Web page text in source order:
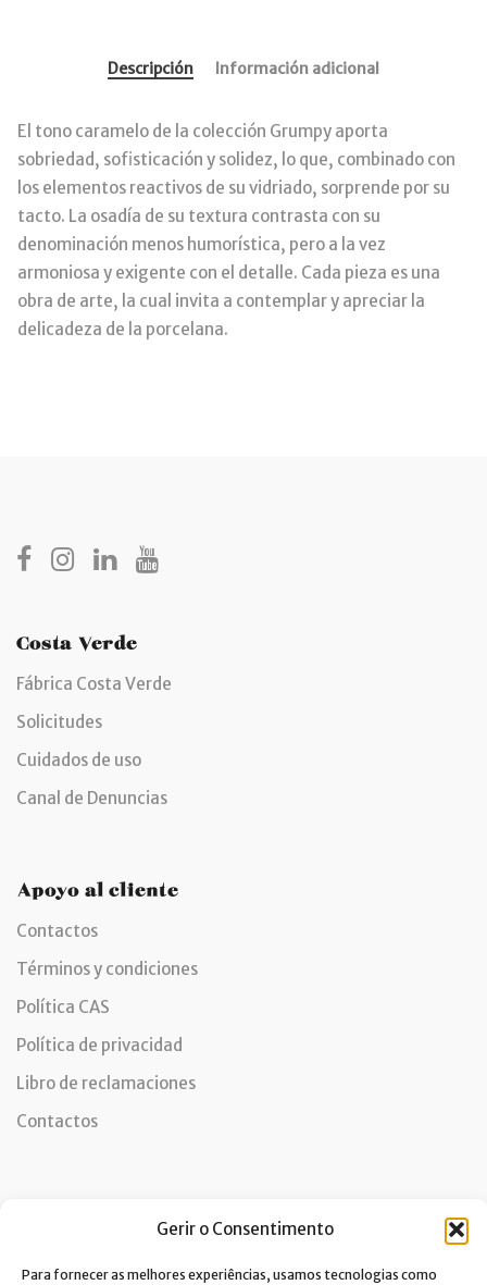
Gerir o Consentimento
Para fornecer as melhores experiências, usamos tecnologias como
Descripción Información adicional
El tono caramelo de la colección Grumpy aporta
sobriedad, sofisticación y solidez, lo que, combinado con
los elementos reactivos de su vidriado, sorprende por su
tacto. La osadía de su textura contrasta con su
denominación menos humorística, pero a la vez
armoniosa y exigente con el detalle. Cada pieza es una
obra de arte, la cual invita a contemplar y apreciar la
delicadeza de la porcelana.
Costa Verde
Fábrica Costa Verde
Solicitudes
Cuidados de uso
Canal de Denuncias
Apoyo al cliente
Contactos
Términos y condiciones
Política CAS
Política de privacidad
Libro de reclamaciones
Contactos